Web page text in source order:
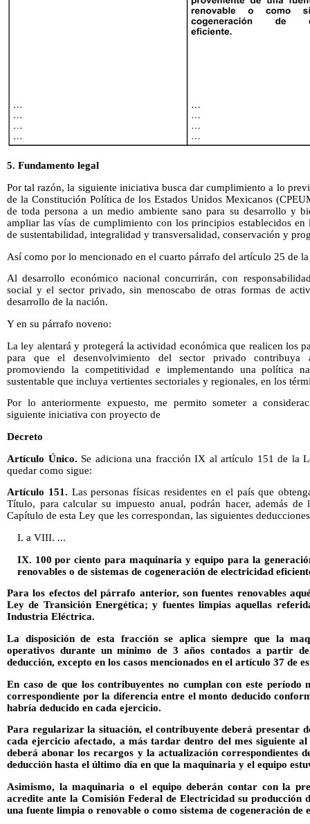
5. Fundamento legal
Por tal razón, la siguiente iniciativa busca dar cumplimiento a lo
de la Constitución Política de los Estados Unidos Mexicanos
de toda persona a un medio ambiente sano para su desarrollo y
ampliar las vías de cumplimiento con los principios establecidos
de sustentabilidad, integralidad y transversalidad, conservación y
Así como por lo mencionado en el cuarto párrafo del artículo 25 de
Al desarrollo económico nacional concurrirán, con
social y el sector privado, sin menoscabo de otras formas de
desarrollo de la nación.
Y en su párrafo noveno:
La ley alentará y protegerá la actividad económica que realicen los
para que el desenvolvimiento del sector privado contribuya
promoviendo la competitividad e implementando una política
sustentable que incluya vertientes sectoriales y regionales, en los
Por lo anteriormente expuesto, me permito someter a
siguiente iniciativa con proyecto de
Decreto
Artículo Único. Se adiciona una fracción IX al artículo 151 de la
quedar como sigue:
Artículo 151. Las personas físicas residentes en el país que
Título, para calcular su impuesto anual, podrán hacer, además de
Capítulo de esta Ley que les correspondan, las siguientes
I. a VIII. ...
IX. 100 por ciento para maquinaria y equipo para la
renovables o de sistemas de cogeneración de electricidad
Para los efectos del párrafo anterior, son fuentes renovables
Ley de Transición Energética; y fuentes limpias aquellas
Industria Eléctrica.
La disposición de esta fracción se aplica siempre que la
operativos durante un mínimo de 3 años contados a partir
deducción, excepto en los casos mencionados en el artículo 37 de
En caso de que los contribuyentes no cumplan con este período
correspondiente por la diferencia entre el monto deducido
habría deducido en cada ejercicio.
Para regularizar la situación, el contribuyente deberá presentar
cada ejercicio afectado, a más tardar dentro del mes siguiente
deberá abonar los recargos y la actualización correspondientes
deducción hasta el último día en que la maquinaria y el equipo
Asimismo, la maquinaria o el equipo deberán contar con la
acredite ante la Comisión Federal de Electricidad su producción
una fuente limpia o renovable o como sistema de cogeneración de